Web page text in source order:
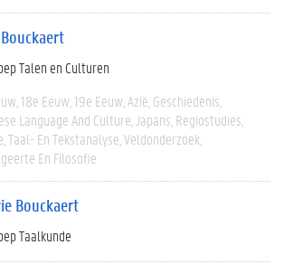
Talen en Culturen
18e Eeuw 19e Eeuw Azië Geschiedenis
Language And Culture Japans Regiostudies
Taal- En Tekstanalyse Veldonderzoek
En Filosofie
Bouckaert
Taalkunde